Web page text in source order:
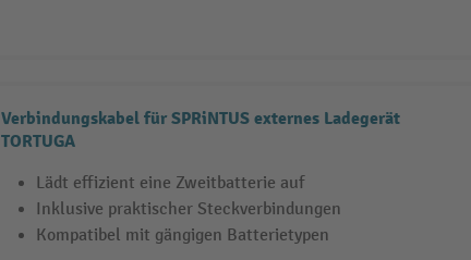
Verbindungskabel für SPRiNTUS externes Ladegerät
TORTUGA
Lädt effizient eine Zweitbatterie auf
Inklusive praktischer Steckverbindungen
Kompatibel mit gängigen Batterietypen